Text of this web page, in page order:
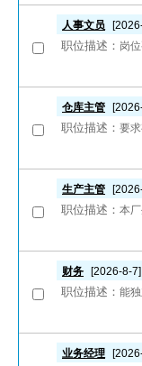
人事文员
职位描述： 岗
仓库主管
职位描述： 要
生产主管
职位描述： 本
财务 [2026-8-7]
职位描述： 能
业务经理